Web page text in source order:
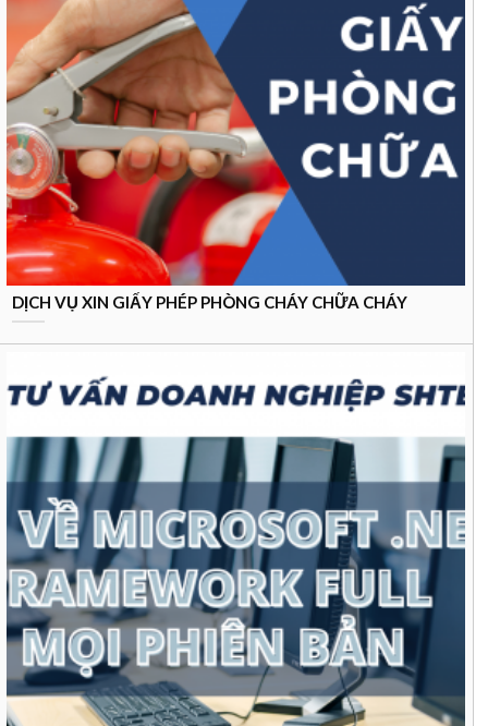
DỊCH VỤ XIN GIẤY PHÉP PHÒNG CHÁY CHỮA CHÁY